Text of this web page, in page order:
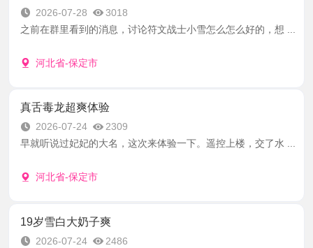
2026-07-28
3018
之前在群里看到的消息，讨论符文战士小雪怎么怎么好的，想 ...
河北省-保定市
真舌毒龙超爽体验
2026-07-24
2309
早就听说过妃妃的大名，这次来体验一下。遥控上楼，交了水 ...
河北省-保定市
19岁雪白大奶子爽
2026-07-24
2486